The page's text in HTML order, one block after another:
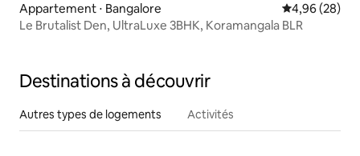
Appartement ⋅ Bangalore Évaluation
4,96 (28)
Le Brutalist Den, UltraLuxe 3BHK, Koramangala BLR
Destinations à découvrir
Autres types de logements Activités